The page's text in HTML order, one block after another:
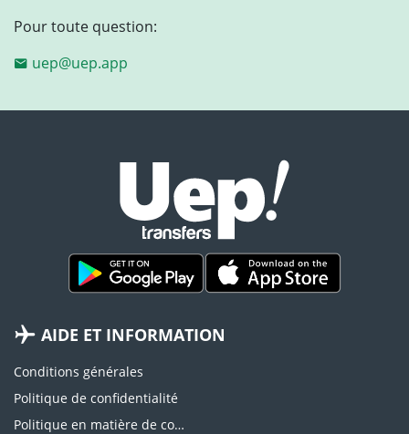
Pour toute question:
uep@uep.app
AIDE ET INFORMATION
Conditions générales
Politique de confidentialité
Politique en matière de cookies